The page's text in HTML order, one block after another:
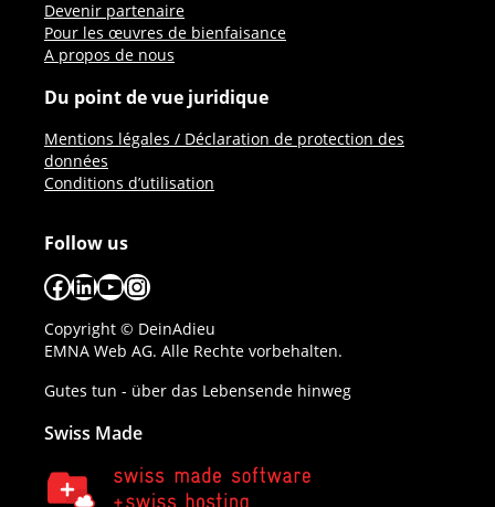
Devenir partenaire
Pour les œuvres de bienfaisance
A propos de nous
Du point de vue juridique
Mentions légales / Déclaration de protection des
données
Conditions d’utilisation
Follow us
Facebook
LinkedIn
YouTube
Instagram
Copyright © DeinAdieu
EMNA Web AG. Alle Rechte vorbehalten.
Gutes tun - über das Lebensende hinweg
Swiss Made